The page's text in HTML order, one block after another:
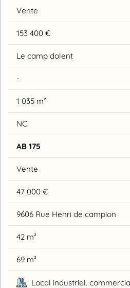
Vente
153 400 €
Le camp dolent
-
1 035 m²
NC
AB 175
Vente
47 000 €
9606 Rue Henri de campion
42 m²
69 m²
Local industriel.